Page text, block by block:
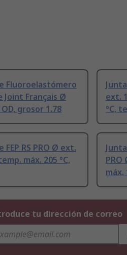
Fluoroelastómero
Joint Français Ø
grosor 1.78
ext.
°C,
RS PRO Ø ext.
máx. 205 °C,
PRO
máx.
tu dirección de correo